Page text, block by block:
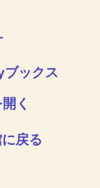
ブックス
く
戻る